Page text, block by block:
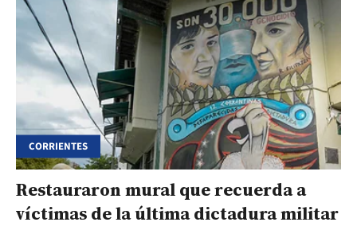
CORRIENTES
Restauraron mural que recuerda a
víctimas de la última dictadura militar